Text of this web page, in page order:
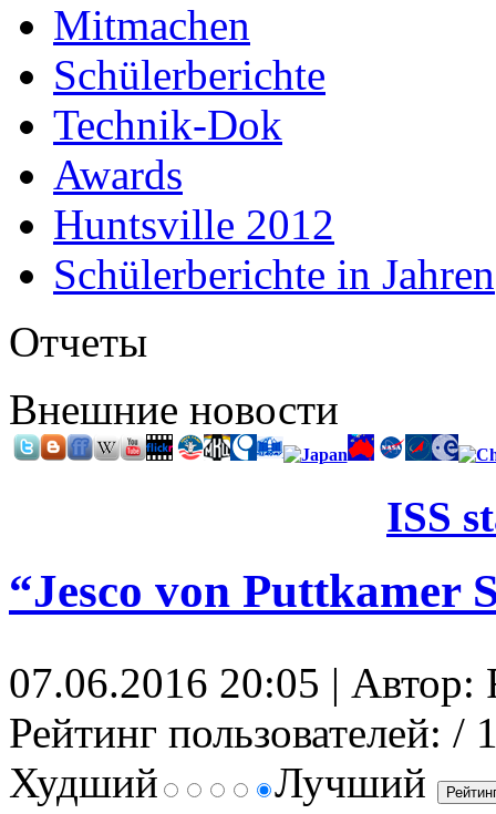
Mitmachen
Schülerberichte
Technik-Dok
Awards
Huntsville 2012
Schülerberichte in Jahren
Отчеты
Внешние новости
ISS
“Jesco von Puttkamer
07.06.2016 20:05 |
Рейтинг пользователей: /
Худший
Лучший